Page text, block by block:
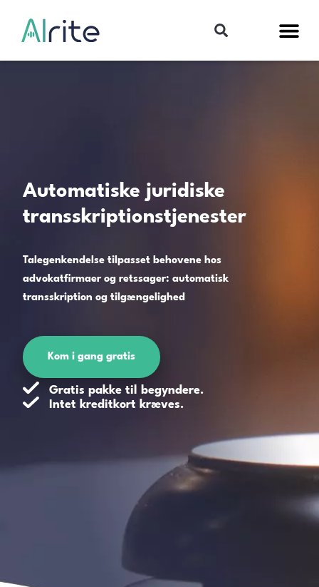
Automatiske juridiske
transskriptionstjenester
Talegenkendelse tilpasset behovene hos
advokatfirmaer og retssager: automatisk
transskription og tilgængelighed
Kom i gang gratis
Gratis pakke til begyndere.
Intet kreditkort kræves.